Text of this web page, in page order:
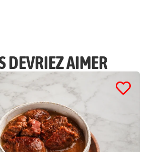
DEVRIEZ AIMER